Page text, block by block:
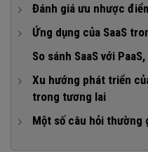
1. Đăng ký và đăng nhập
2. Truy cập và sử dụng
3. Thanh toán
4. Quản lý và bảo trì
Đánh giá ưu nhược
1. Ưu điểm nổi bật của
2. Nhược điểm của SaaS
Ứng dụng của SaaS
1. Lĩnh vực kinh doanh
2. Lĩnh vực giáo dục
3. Lĩnh vực y tế
So sánh SaaS với PaaS,
Xu hướng phát triển
trong tương lai
1. Tích hợp AI và Machine
Một số câu hỏi thường